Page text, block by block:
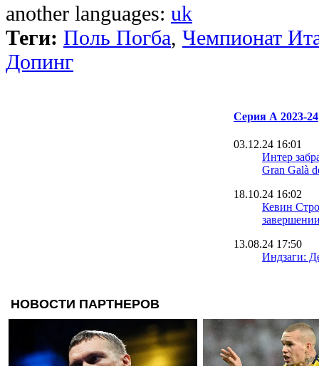
another languages: uk
Теги: Поль Погба, Чемпионат
Допинг
Серия А 2023-24
03.12.24 16:01
Интер
Gran Galà
18.10.24 16:02
Кевин
13.08.24 17:50
Индзаги:
19.07.24 19:03
сборной